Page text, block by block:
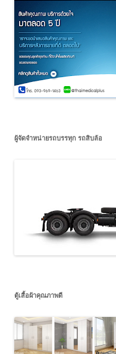
ผู้จัดจำหน่ายรถบรรทุก รถสิบล้อ
ตู้เสื้อผ้าคุณภาพดี